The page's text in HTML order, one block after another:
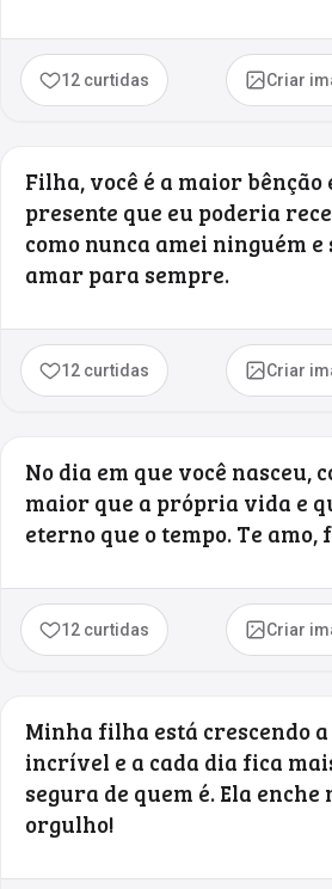
12 curtidas Criar
Filha, você é a maior bênção
presente que eu poderia
como nunca amei ninguém e
amar para sempre.
12 curtidas Criar
No dia em que você nasceu,
maior que a própria vida e
eterno que o tempo. Te amo,
12 curtidas Criar
Minha filha está crescendo
incrível e a cada dia fica
segura de quem é. Ela enche
orgulho!